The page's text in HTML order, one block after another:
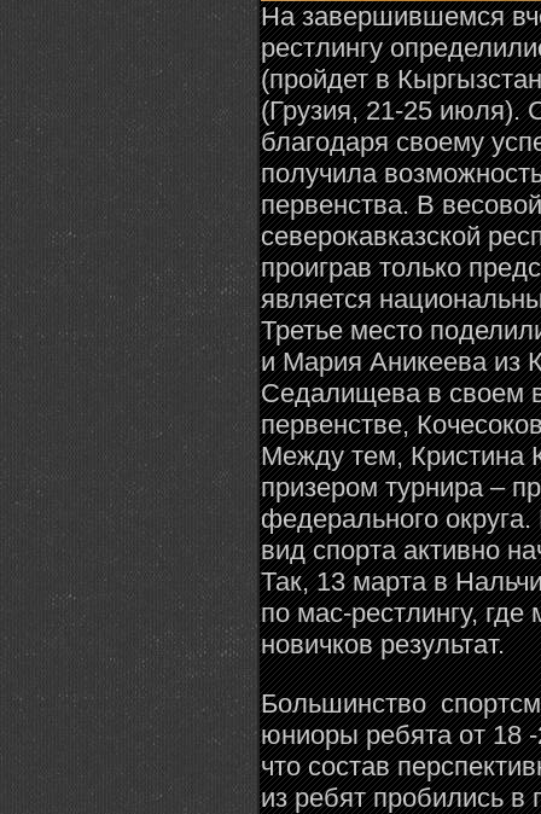
На завершившемся
рестлингу
(пройдет в
(Грузия, 21-25 июля).
благодаря своему
получила
первенства. В
северокавказской
проиграв только
является
Третье место
и Мария Аникеева из
Седалищева в своем
первенстве,
Между тем, Кристина
призером турнира –
федерального
вид спорта активно
Так, 13 марта в
по мас-рестлингу,
новичков результат.
Большинство
юниоры ребята от 18 -
что состав
из ребят пробились в